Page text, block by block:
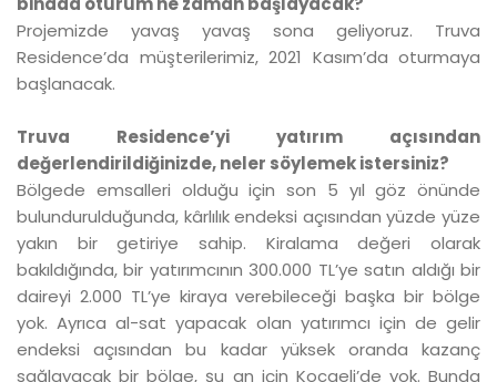
Projemizde yavaş yavaş sona geliyoruz. Truva
Residence’da müşterilerimiz, 2021 Kasım’da oturmaya
başlanacak.
Truva Residence’yi yatırım açısından
değerlendirildiğinizde, neler söylemek istersiniz?
Bölgede emsalleri olduğu için son 5 yıl göz önünde
bulundurulduğunda, kârlılık endeksi açısından yüzde yüze
yakın bir getiriye sahip. Kiralama değeri olarak
bakıldığında, bir yatırımcının 300.000 TL’ye satın aldığı bir
daireyi 2.000 TL’ye kiraya verebileceği başka bir bölge
yok. Ayrıca al-sat yapacak olan yatırımcı için de gelir
endeksi açısından bu kadar yüksek oranda kazanç
sağlayacak bir bölge, şu an için Kocaeli’de yok. Bunda